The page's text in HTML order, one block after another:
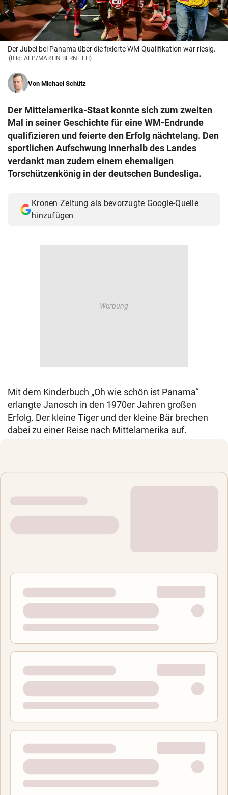
© Krone Multimedia GmbH & Co KG 2026
Muthgasse 2, 1190 Wien
Der Jubel bei Panama über die fixierte WM-Qualifikation war riesig.
(Bild: AFP/MARTIN BERNETTI)
Von Michael Schütz
Der Mittelamerika-Staat konnte sich zum zweiten
Mal in seiner Geschichte für eine WM-Endrunde
qualifizieren und feierte den Erfolg nächtelang. Den
sportlichen Aufschwung innerhalb des Landes
verdankt man zudem einem ehemaligen
Torschützenkönig in der deutschen Bundesliga.
Kronen Zeitung als bevorzugte Google-Quelle
hinzufügen
Mit dem Kinderbuch „Oh wie schön ist Panama“
erlangte Janosch in den 1970er Jahren großen
Erfolg. Der kleine Tiger und der kleine Bär brechen
dabei zu einer Reise nach Mittelamerika auf.